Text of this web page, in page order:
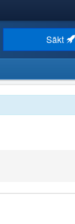
Sākt